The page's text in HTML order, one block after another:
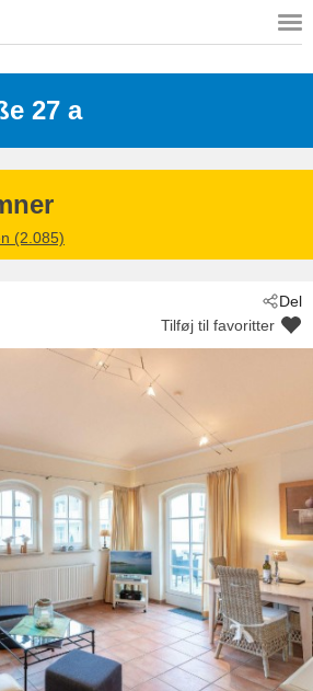
27 a
- 18225
- Kühlungsborn
(2.085)
Del
Tilføj til favoritter